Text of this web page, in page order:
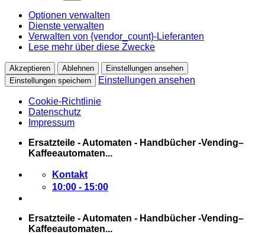
Optionen verwalten
Dienste verwalten
Verwalten von {vendor_count}-Lieferanten
Lese mehr über diese Zwecke
Akzeptieren Ablehnen
Einstellungen ansehen
Einstellungen speichern
Einstellungen ansehen
Cookie-Richtlinie
Datenschutz
Impressum
Zum
Ersatzteile - Automaten - Handbücher -Vending–
Kaffeeautomaten...
Kontakt
10:00 - 15:00
Ersatzteile - Automaten - Handbücher -Vending–
Kaffeeautomaten...